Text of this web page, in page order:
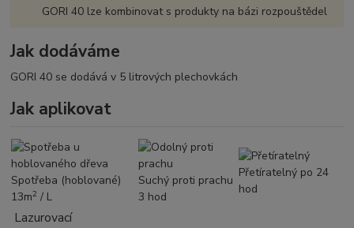
hedvábně matným leskem
GORI 40 lze kombinovat s produkty na bázi rozpouštědel
Jak dodáváme
GORI 40 se dodává v 5 litrových plechovkách
Jak aplikovat
ŠTĚTCEM
válečkem
Přetíratelný po 24 hodinách
Teoretická spotřeba: 13 m
Spotřeba (hoblované)
13m2 / L
Suchý proti prachu
3 hod
Přetíratelný po 24
hod
Lazurovací